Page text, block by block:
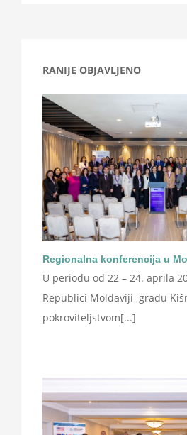
RANIJE OBJAVLJENO
Regionalna konferencija u
U periodu od 22 – 24. aprila
Republici Moldaviji gradu
pokroviteljstvom[...]